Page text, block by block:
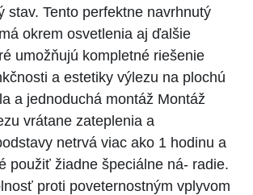
stav. Tento perfektne navrhnutý
okrem osvetlenia aj ďalšie
umožňujú kompletné riešenie
a estetiky výlezu na plochú
a jednoduchá montáž Montáž
vrátane zateplenia a
netrvá viac ako 1 hodinu a
použiť žiadne špeciálne ná- radie.
proti poveternostným vplyvom